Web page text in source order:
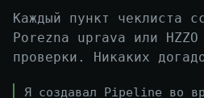
Каждый пункт чеклиста
Porezna uprava или
проверки. Никаких
Я создавал Pipeline во